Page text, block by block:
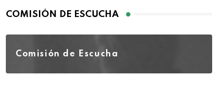
COMISIÓN DE ESCUCHA
Comisión de Escucha